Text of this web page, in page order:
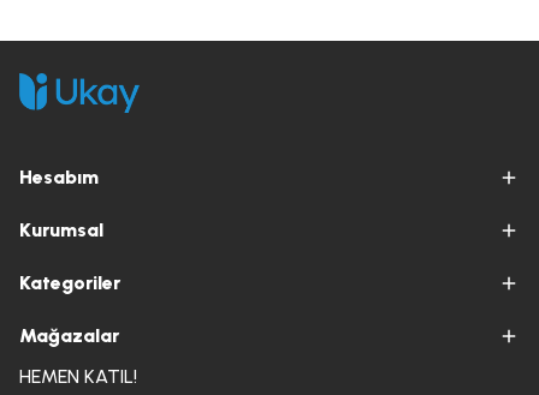
Hesabım
Kurumsal
Kategoriler
Mağazalar
HEMEN KATIL!